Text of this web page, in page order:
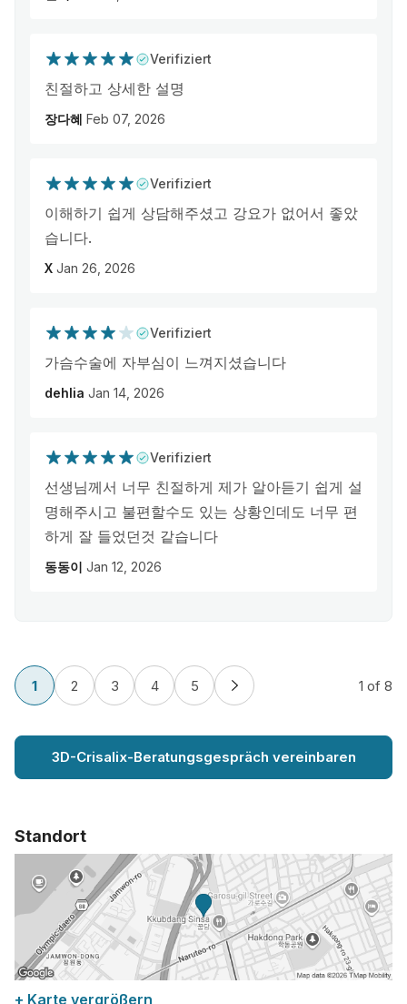
Verifiziert
친절하고 상세한 설명
장다혜 Feb 07, 2026
Verifiziert
이해하기 쉽게 상담해주셨고 강요가 없어서 좋았
습니다.
X Jan 26, 2026
Verifiziert
가슴수술에 자부심이 느껴지셨습니다
dehlia Jan 14, 2026
Verifiziert
선생님께서 너무 친절하게 제가 알아듣기 쉽게 설
명해주시고 불편할수도 있는 상황인데도 너무 편
하게 잘 들었던것 같습니다
동동이 Jan 12, 2026
1 2 3 4 5 1 of 8
3D-Crisalix-Beratungsgespräch vereinbaren
Standort
+ Karte vergrößern